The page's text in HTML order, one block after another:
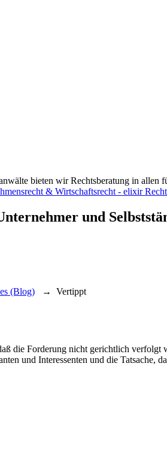
bieten wir Rechtsberatung in allen
und
(Blog) → Vertippt
die Forderung nicht gerichtlich
und Interessenten und die Tatsache,